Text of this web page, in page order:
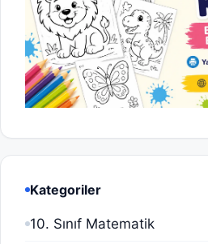
Kategoriler
10. Sınıf Matematik